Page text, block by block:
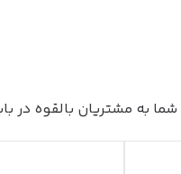
به مشتریان بالقوه در